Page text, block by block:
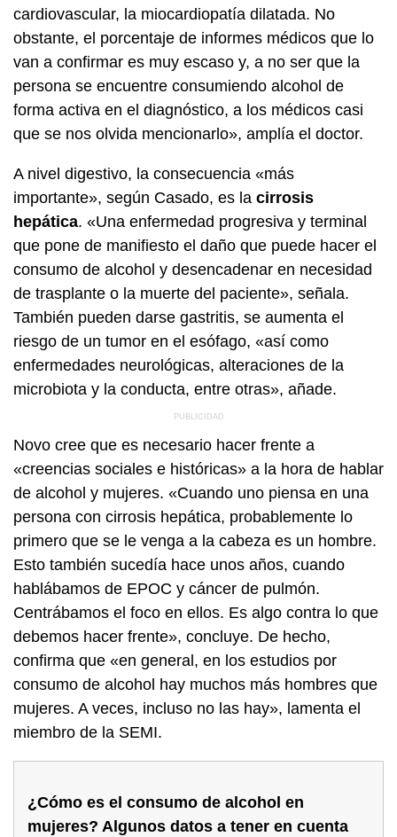
cardiovascular, la miocardiopatía dilatada. No
obstante, el porcentaje de informes médicos que lo
van a confirmar es muy escaso y, a no ser que la
persona se encuentre consumiendo alcohol de
forma activa en el diagnóstico, a los médicos casi
que se nos olvida mencionarlo», amplía el doctor.
A nivel digestivo, la consecuencia «más
importante», según Casado, es la cirrosis
hepática. «Una enfermedad progresiva y terminal
que pone de manifiesto el daño que puede hacer el
consumo de alcohol y desencadenar en necesidad
de trasplante o la muerte del paciente», señala.
También pueden darse gastritis, se aumenta el
riesgo de un tumor en el esófago, «así como
enfermedades neurológicas, alteraciones de la
microbiota y la conducta, entre otras», añade.
Novo cree que es necesario hacer frente a
«creencias sociales e históricas» a la hora de hablar
de alcohol y mujeres. «Cuando uno piensa en una
persona con cirrosis hepática, probablemente lo
primero que se le venga a la cabeza es un hombre.
Esto también sucedía hace unos años, cuando
hablábamos de EPOC y cáncer de pulmón.
Centrábamos el foco en ellos. Es algo contra lo que
debemos hacer frente», concluye. De hecho,
confirma que «en general, en los estudios por
consumo de alcohol hay muchos más hombres que
mujeres. A veces, incluso no las hay», lamenta el
miembro de la SEMI.
¿Cómo es el consumo de alcohol en
mujeres? Algunos datos a tener en cuenta